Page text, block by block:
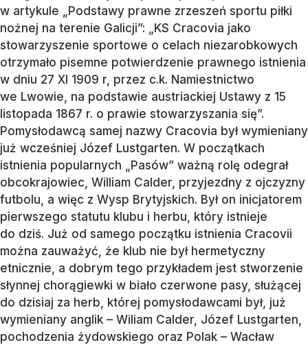
w artykule „Podstawy prawne zrzeszeń sportu piłki
nożnej na terenie Galicji”: „KS Cracovia jako
stowarzyszenie sportowe o celach niezarobkowych
otrzymało pisemne potwierdzenie prawnego istnienia
w dniu 27 XI 1909 r, przez c.k. Namiestnictwo
we Lwowie, na podstawie austriackiej Ustawy z 15
listopada 1867 r. o prawie stowarzyszania się”.
Pomysłodawcą samej nazwy Cracovia był wymieniany
już wcześniej Józef Lustgarten. W początkach
istnienia popularnych „Pasów” ważną rolę odegrał
obcokrajowiec, William Calder, przyjezdny z ojczyzny
futbolu, a więc z Wysp Brytyjskich. Był on inicjatorem
pierwszego statutu klubu i herbu, który istnieje
do dziś. Już od samego początku istnienia Cracovii
można zauważyć, że klub nie był hermetyczny
etnicznie, a dobrym tego przykładem jest stworzenie
słynnej chorągiewki w biało czerwone pasy, służącej
do dzisiaj za herb, której pomysłodawcami był, już
wymieniany anglik – Wiliam Calder, Józef Lustgarten,
pochodzenia żydowskiego oraz Polak – Wacław